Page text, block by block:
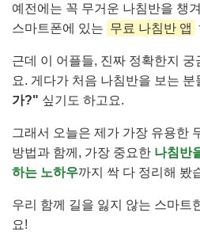
예전에는 꼭 무거운 나침반을 챙
스마트폰에 있는 무료 나침반 앱
근데 이 어플들, 진짜 정확한지
요. 게다가 처음 나침반을 보는 분
가?" 싶기도 하고요.
그래서 오늘은 제가 가장 유용한
방법과 함께, 가장 중요한 나침반
하는 노하우까지 싹 다 정리해 봤
우리 함께 길을 잃지 않는 스마트
요!